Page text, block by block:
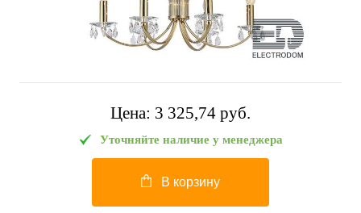
Цена: 3 325,74 pуб.
Уточняйте наличие у менеджера
В корзину